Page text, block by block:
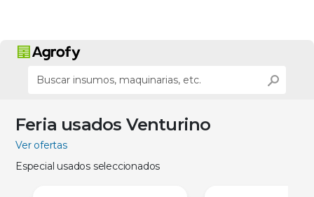
Feria usados Venturino
Ver ofertas
Especial usados seleccionados